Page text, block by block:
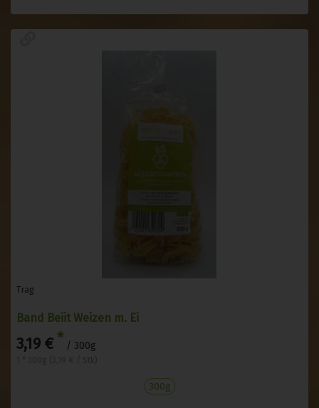
Trag
Band Beiit Weizen m. Ei
3,19 € * / 300g
300g